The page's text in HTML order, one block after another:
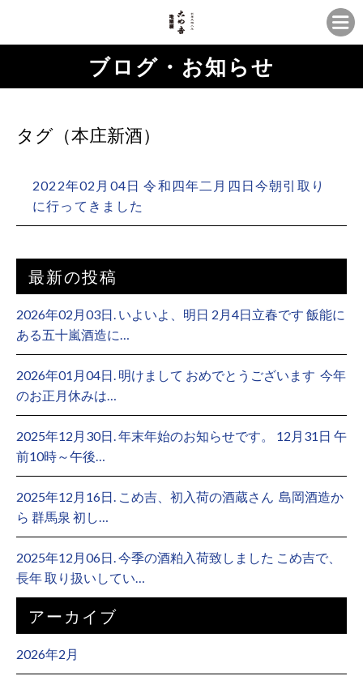
ブログ・お知らせ
タグ（本庄新酒）
2022年02月04日 令和四年二月四日今朝引取り
に行ってきました
最新の投稿
2026年02月03日. いよいよ、明日 2月4日立春です 飯能に
ある五十嵐酒造に…
2026年01月04日. 明けまして おめでとうございます ⁡ 今年
のお正月休みは…
2025年12月30日. 年末年始のお知らせです。 12月31日 午
前10時～午後…
2025年12月16日. こめ吉、初入荷の酒蔵さん ⁡ 島岡酒造か
ら 群馬泉 初し…
2025年12月06日. 今季の酒粕入荷致しました こめ吉で、
長年 取り扱いしてい…
アーカイブ
2026年2月